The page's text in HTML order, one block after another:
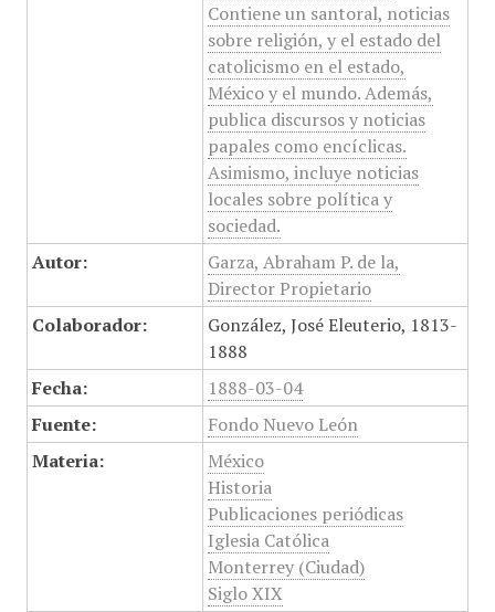
Contiene un santoral, noticias
sobre religión, y el estado del
catolicismo en el estado,
México y el mundo. Además,
publica discursos y noticias
papales como encíclicas.
Asimismo, incluye noticias
locales sobre política y
sociedad.
Autor:
Garza, Abraham P. de la,
Director Propietario
Colaborador:
González, José Eleuterio, 1813-
1888
Fecha:
1888-03-04
Fuente:
Fondo Nuevo León
Materia:
México
Historia
Publicaciones periódicas
Iglesia Católica
Monterrey (Ciudad)
Siglo XIX